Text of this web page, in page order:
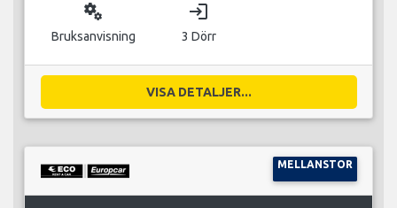
miscellaneous_services
Bruksanvisning
login
3 Dörr
VISA DETALJER...
MELLANSTOR